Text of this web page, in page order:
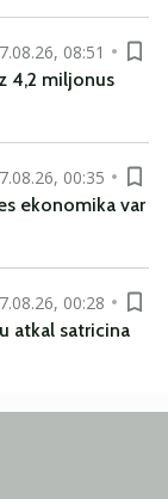
08:51
4,2 miljonus
00:35
ekonomika var
00:28
atkal satricina